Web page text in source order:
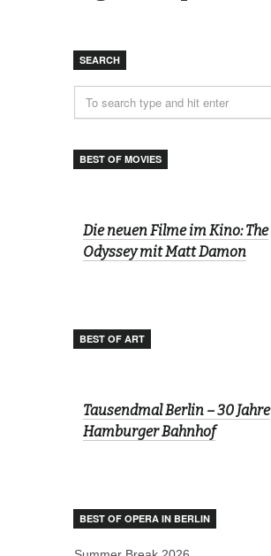
SEARCH
BEST OF MOVIES
Die neuen Filme im Kino: The
Odyssey mit Matt Damon
BEST OF ART
Tausendmal Berlin – 30 Jahre
Hamburger Bahnhof
BEST OF OPERA IN BERLIN